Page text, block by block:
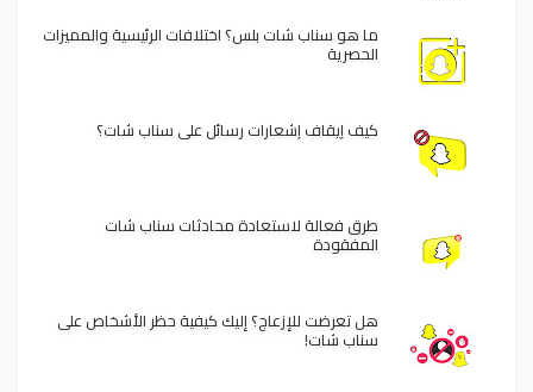
ما هو سناب شات بلس؟ اختلافات الرئيسية والمميزات
الحصرية
كيف إيقاف إشعارات رسائل على سناب شات؟
طرق فعالة لاستعادة محادثات سناب شات
المفقودة
هل تعرضت للإزعاج؟ إليك كيفية حظر الأشخاص على
سناب شات!